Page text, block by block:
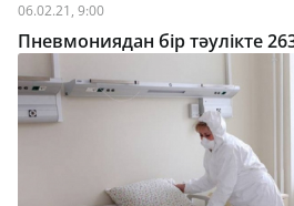
06.02.21, 9:00
Пневмониядан бір тәулікте